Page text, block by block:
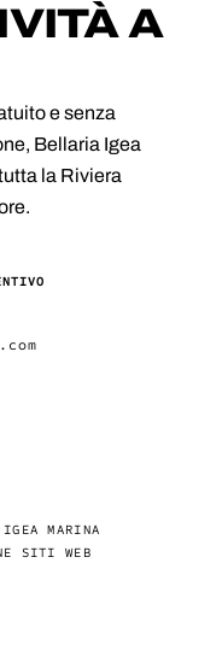
A
e senza
Bellaria Igea
la Riviera
MARINA
SITI WEB